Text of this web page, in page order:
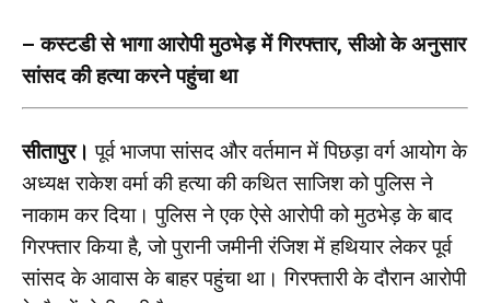
– कस्टडी से भागा आरोपी मुठभेड़ में गिरफ्तार, सीओ के अनुसार
सांसद की हत्या करने पहुंचा था
सीतापुर। पूर्व भाजपा सांसद और वर्तमान में पिछड़ा वर्ग आयोग के
अध्यक्ष राकेश वर्मा की हत्या की कथित साजिश को पुलिस ने
नाकाम कर दिया। पुलिस ने एक ऐसे आरोपी को मुठभेड़ के बाद
गिरफ्तार किया है, जो पुरानी जमीनी रंजिश में हथियार लेकर पूर्व
सांसद के आवास के बाहर पहुंचा था। गिरफ्तारी के दौरान आरोपी